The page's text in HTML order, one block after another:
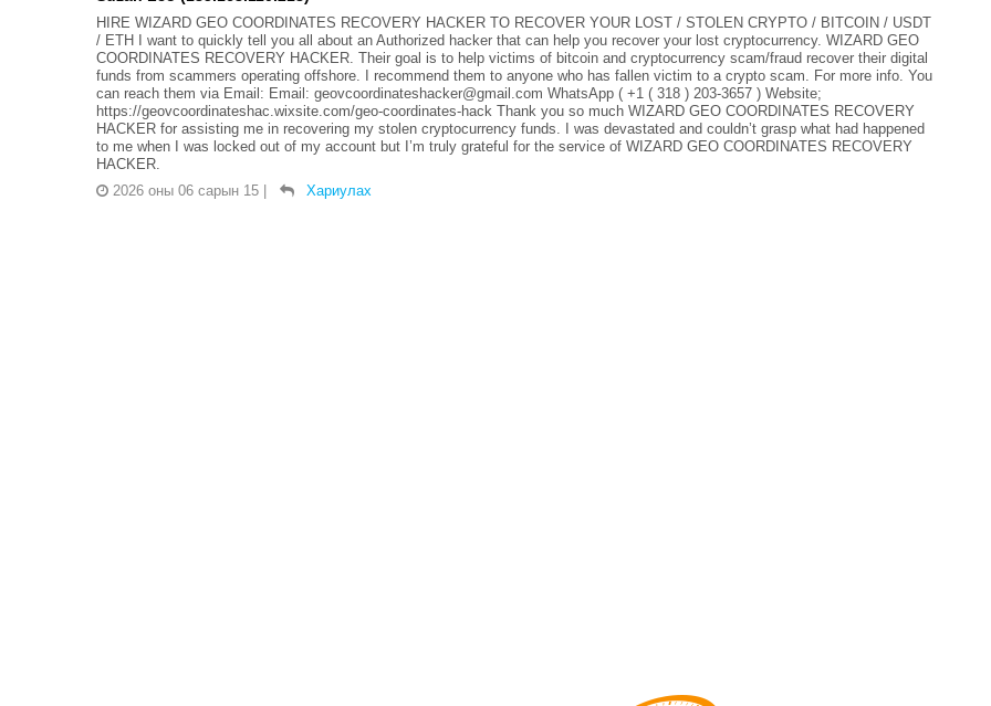
HIRE WIZARD GEO COORDINATES RECOVERY HACKER TO RECOVER YOUR LOST / STOLEN CRYPTO / BITCOIN / USDT
/ ETH I want to quickly tell you all about an Authorized hacker that can help you recover your lost cryptocurrency. WIZARD GEO
COORDINATES RECOVERY HACKER. Their goal is to help victims of bitcoin and cryptocurrency scam/fraud recover their digital
funds from scammers operating offshore. I recommend them to anyone who has fallen victim to a crypto scam. For more info. You
can reach them via Email: Email: geovcoordinateshacker@gmail.com WhatsApp ( +1 ( 318 ) 203-3657 ) Website;
https://geovcoordinateshac.wixsite.com/geo-coordinates-hack Thank you so much WIZARD GEO COORDINATES RECOVERY
HACKER for assisting me in recovering my stolen cryptocurrency funds. I was devastated and couldn’t grasp what had happened
to me when I was locked out of my account but I’m truly grateful for the service of WIZARD GEO COORDINATES RECOVERY
HACKER.
2026 оны 06 сарын 15 | Хариулах